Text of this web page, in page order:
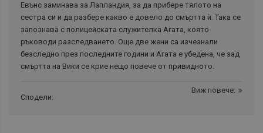
Евънс заминава за Лапландия, за да прибере тялото на
сестра си и да разбере какво е довело до смъртта ѝ. Така се
запознава с полицейската служителка Агата, която
ръководи разследването. Още две жени са изчезнали
безследно през последните години и Агата е убедена, че зад
смъртта на Вики се крие нещо повече от привидното.
Виж повече:
Сподели: